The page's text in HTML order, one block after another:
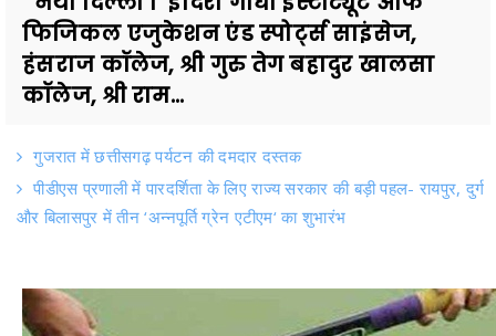
फिजिकल एजुकेशन एंड स्पोर्ट्स साइंसेज,
हंसराज कॉलेज, श्री गुरु तेग बहादुर खालसा
कॉलेज, श्री राम...
गुजरात में छत्तीसगढ़ पर्यटन की दमदार दस्तक
पीडीएस प्रणाली में पारदर्शिता के लिए राज्य सरकार की बड़ी पहल- रायपुर, दुर्ग
और बिलासपुर में तीन ‘अन्नपूर्ति ग्रेन एटीएम‘ का शुभारंभ